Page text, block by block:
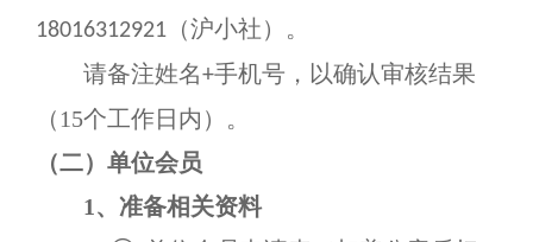
18016312921 （沪小社）。
请备注姓名+手机号，以确认审核结果
（ 15个工作日内）。
（二）单位会员
1、 准备相关资料